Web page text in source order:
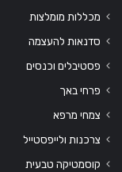
מכללות מומלצות
סדנאות להעצמה
פסטיבלים וכנסים
פרחי באך
צמחי מרפא
צרכנות ולייפסטייל
קוסמטיקה טבעית